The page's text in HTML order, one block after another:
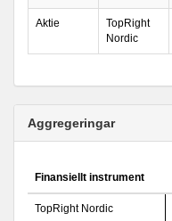
Aktie
TopRight
Nordic
Aggregeringar
Finansiellt instrument
TopRight Nordic